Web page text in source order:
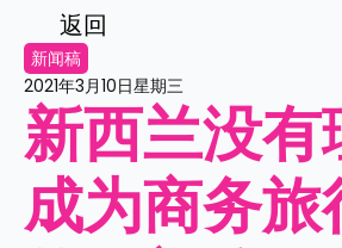
返回
新闻稿
2021年3月10日星期三
新西兰没有
成为商务旅